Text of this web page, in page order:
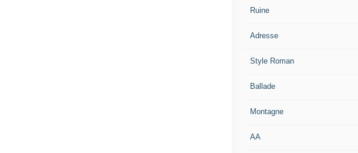
Ruine
Adresse
Style Roman
Ballade
Montagne
AA